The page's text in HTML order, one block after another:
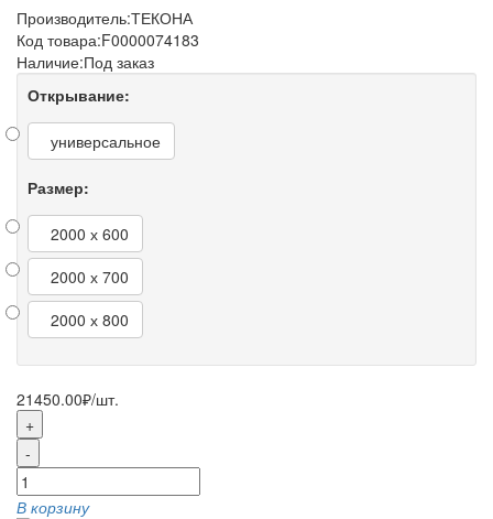
Производитель:ТЕКОНА
Код товара:F0000074183
Наличие:Под заказ
Открывание:
универсальное
Размер:
2000 х 600
2000 х 700
2000 х 800
21450.00₽/шт.
+
-
В корзину